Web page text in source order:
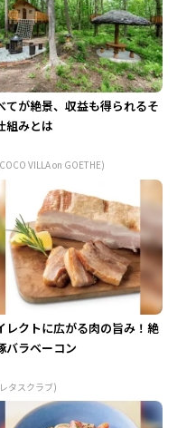
てが絶景、収益も得られるそ
組みとは
VILLA on GOETHE)
レクトに広がる肉の旨み！絶
バラベーコン
タスクラブ)